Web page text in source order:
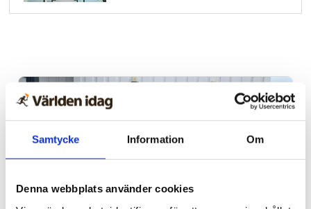
Samtycke Information Om
Denna webbplats använder cookies